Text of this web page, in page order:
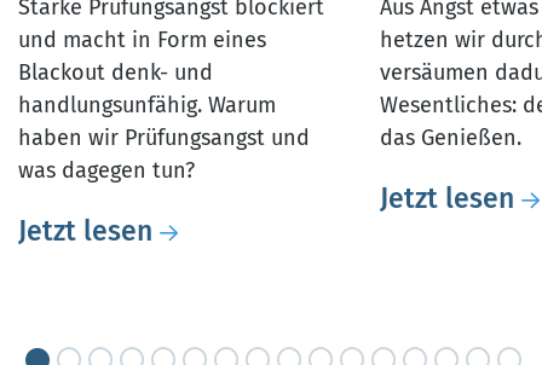
Starke Prüfungsangst blockiert
und macht in Form eines
Blackout denk- und
handlungsunfähig. Warum
haben wir Prüfungsangst und
was dagegen tun?
Jetzt lesen
Aus Angst
hetzen wir
versäumen
Wesentliches:
das Genießen.
Jetzt lesen